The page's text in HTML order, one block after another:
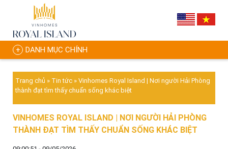
DANH MỤC CHÍNH
Trang chủ » Tin tức » Vinhomes Royal Island | Nơi người Hải Phòng
thành đạt tìm thấy chuẩn sống khác biệt
VINHOMES ROYAL ISLAND | NƠI NGƯỜI HẢI PHÒNG
THÀNH ĐẠT TÌM THẤY CHUẨN SỐNG KHÁC BIỆT